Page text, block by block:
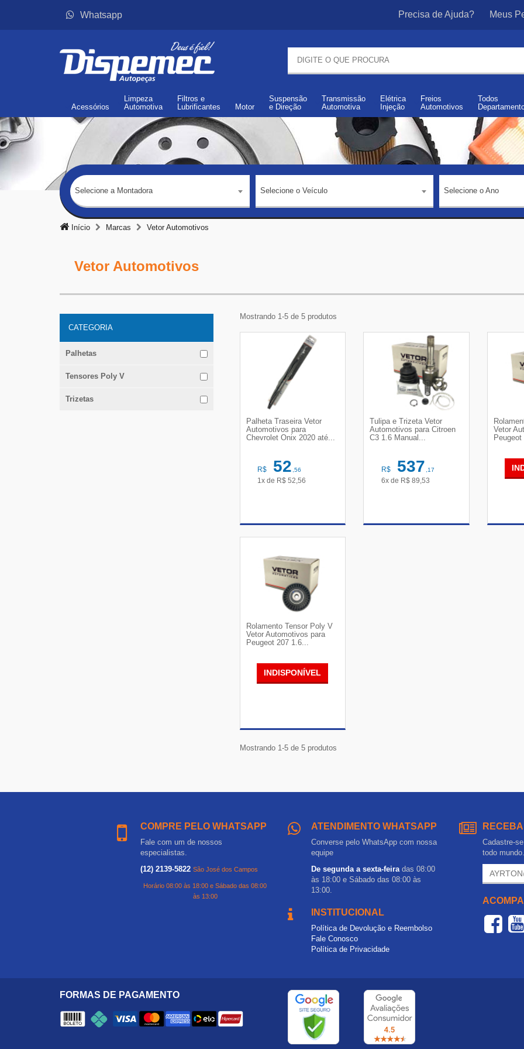
Whatsapp Precisa de Ajuda? Meus
Acessórios
Limpeza
Automotiva
Filtros e
Lubrificantes
Motor
Suspensão
e Direção
Transmissão
Automotiva
Elétrica
Injeção
Freios
Automotivos
Todos
Selecione a Montadora Selecione o Veículo Selecione o Ano
Início Marcas Vetor Automotivos
Vetor Automotivos
CATEGORIA
Palhetas
Tensores Poly V
Trizetas
Mostrando 1-5 de 5 produtos
Palheta Traseira Vetor
Automotivos para
Chevrolet Onix 2020 até...
R$ 52,56
1x de R$ 52,56
Tulipa e Trizeta Vetor
Automotivos para Citroen
C3 1.6 Manual...
R$ 537,17
6x de R$ 89,53
Vetor
Peugeot
Rolamento Tensor Poly V
Vetor Automotivos para
Peugeot 207 1.6...
INDISPONÍVEL
Mostrando 1-5 de 5 produtos
COMPRE PELO WHATSAPP
Fale com um de nossos
especialistas.
(12) 2139-5822 São José dos Campos
Horário 08:00 às 18:00 e Sábado das 08:00
às 13:00
ATENDIMENTO WHATSAPP
Converse pelo WhatsApp com nossa
equipe
De segunda a sexta-feiradas 08:00
às 18:00 e Sábado das 08:00 às
13:00.
INSTITUCIONAL
Política de Devolução e Reembolso
Fale Conosco
Política de Privacidade
Cadastre-
todo mundo.
FORMAS DE PAGAMENTO